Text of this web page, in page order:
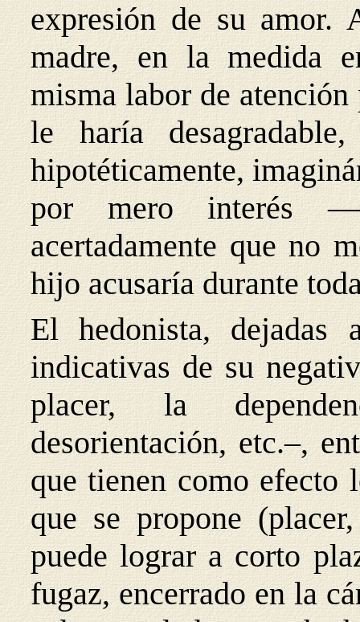
expresión de su amor.
madre, en la medida
misma labor de
le haría
hipotéticamente,
por mero interés
acertadamente que no
hijo acusaría durante
El hedonista, dejadas
indicativas de su
placer, la
desorientación, etc.–,
que tienen como efecto
que se propone
puede lograr a corto
fugaz, encerrado en la